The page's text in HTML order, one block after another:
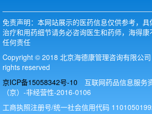
免责声明：本网站展示的医药信息仅供参考，具
治疗和用药细节请务必咨询医生和药师，海得康
任何责任
Copyright © 2018 北京海德康管理咨询有限公
rights reserved
京ICP备15058342号-10 互联网药品信息服务
（京）-非经营性-2016-0106
工商执照注册号/统一社会信用代码